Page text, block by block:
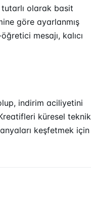
olarak basit
göre ayarlanmış
mesajı, kalıcı
indirim aciliyetini
küresel teknik
keşfetmek için